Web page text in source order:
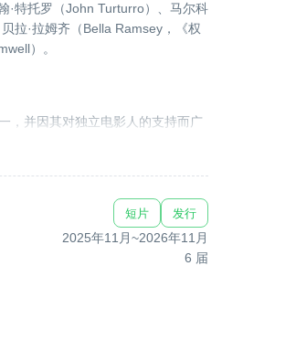
·特托罗（John Turturro）、马尔科
拉·拉姆齐（Bella Ramsey，《权
）。
，并因其对独立电影人的支持而广
知完成一部电影的艰辛与成本，因
电影产业真正接轨。
短片 发行
2025年11月~2026年11月
6 届